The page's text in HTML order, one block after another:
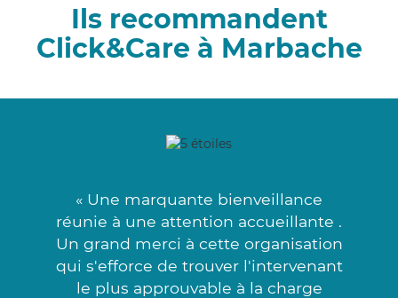
Ils recommandent
Click&Care à Marbache
« Une marquante bienveillance
réunie à une attention accueillante .
Un grand merci à cette organisation
qui s'efforce de trouver l'intervenant
le plus approuvable à la charge